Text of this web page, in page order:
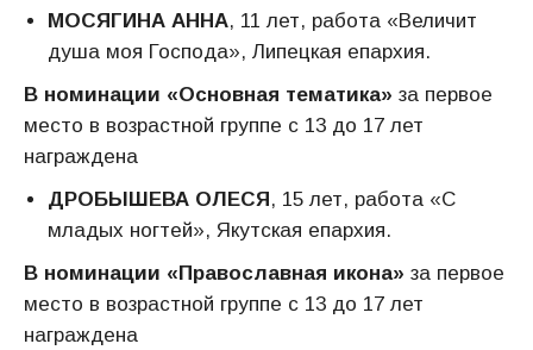
МОСЯГИНА АННА, 11 лет, работа «Величит
душа моя Господа», Липецкая епархия.
В номинации «Основная тематика» за первое
место в возрастной группе с 13 до 17 лет
награждена
ДРОБЫШЕВА ОЛЕСЯ, 15 лет, работа «С
младых ногтей», Якутская епархия.
В номинации «Православная икона» за первое
место в возрастной группе с 13 до 17 лет
награждена